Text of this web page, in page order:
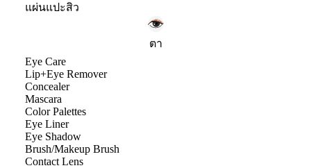
แผ่นแปะสิว
ตา
Eye Care
Lip+Eye Remover
Concealer
Mascara
Color Palettes
Eye Liner
Eye Shadow
Brush/Makeup Brush
Contact Lens